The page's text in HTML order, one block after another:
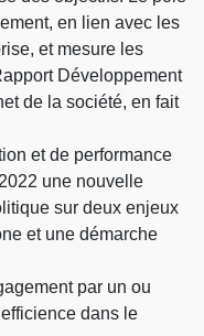
en lien avec les
et mesure les
Développement
de la société, en fait
et de performance
une nouvelle
sur deux enjeux
et une démarche
par un ou
dans le